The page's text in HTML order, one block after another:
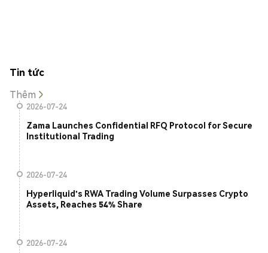
Tin tức
Thêm
2026-07-24
Zama Launches Confidential RFQ Protocol for Secure
Institutional Trading
2026-07-24
Hyperliquid's RWA Trading Volume Surpasses Crypto
Assets, Reaches 54% Share
2026-07-24